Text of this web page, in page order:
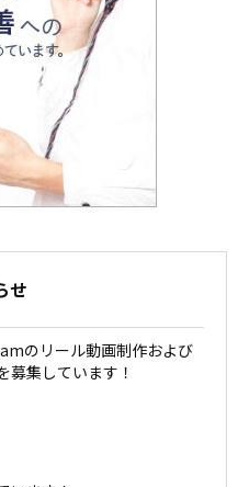
せ
のリール動画制作および
募集しています！